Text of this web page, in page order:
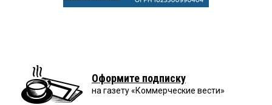
Оформите подписку
на газету «Коммерческие вести»